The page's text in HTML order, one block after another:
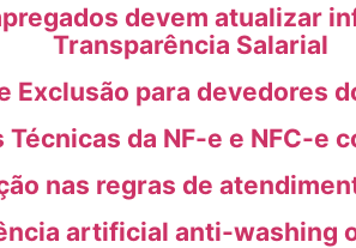
devem atualizar
Transparência Salarial
Exclusão para devedores
da NF-e e NFC-e
nas regras de
artificial anti-washing